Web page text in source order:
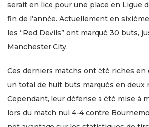
serait en lice pour une place en Ligue
fin de l’année. Actuellement en
les “Red Devils” ont marqué 30 buts,
Manchester City.
Ces derniers matchs ont été riches en
un total de huit buts marqués en deux
Cependant, leur défense a été mise à
lors du match nul 4-4 contre